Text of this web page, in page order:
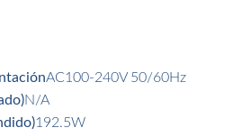
AC100-240V 50/60Hz
N/A
192.5W